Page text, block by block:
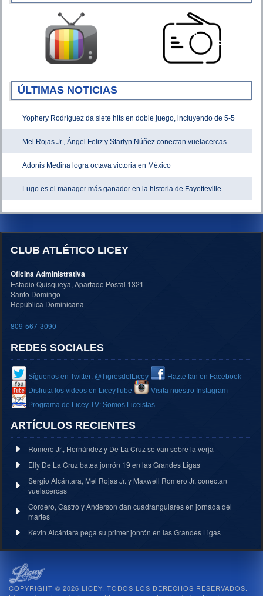
ÚLTIMAS NOTICIAS
Yophery Rodríguez da siete hits en doble juego, incluyendo de 5-5
Mel Rojas Jr., Ángel Feliz y Starlyn Núñez conectan vuelacercas
Adonis Medina logra octava victoria en México
Lugo es el manager más ganador en la historia de Fayetteville
CLUB ATLÉTICO LICEY
Oficina Administrativa
Estadio Quisqueya, Apartado Postal 1321
Santo Domingo
República Dominicana
809-567-3090
REDES SOCIALES
Síguenos en Twitter: @TigresdelLicey
Hazte fan en Facebook
Disfruta los videos en LiceyTube
Visita nuestro Instagram
Programa de Licey TV: Somos Liceistas
ARTÍCULOS RECIENTES
Romero Jr., Hernández y De La Cruz se van sobre la verja
Elly De La Cruz batea jonrón 19 en las Grandes Ligas
Sergio Alcántara, Mel Rojas Jr. y Maxwell Romero Jr. conectan
vuelacercas
Cordero, Castro y Anderson dan cuadrangulares en jornada del
martes
Kevin Alcántara pega su primer jonrón en las Grandes Ligas
COPYRIGHT © 2026 LICEY. TODOS LOS DERECHOS RESERVADOS.